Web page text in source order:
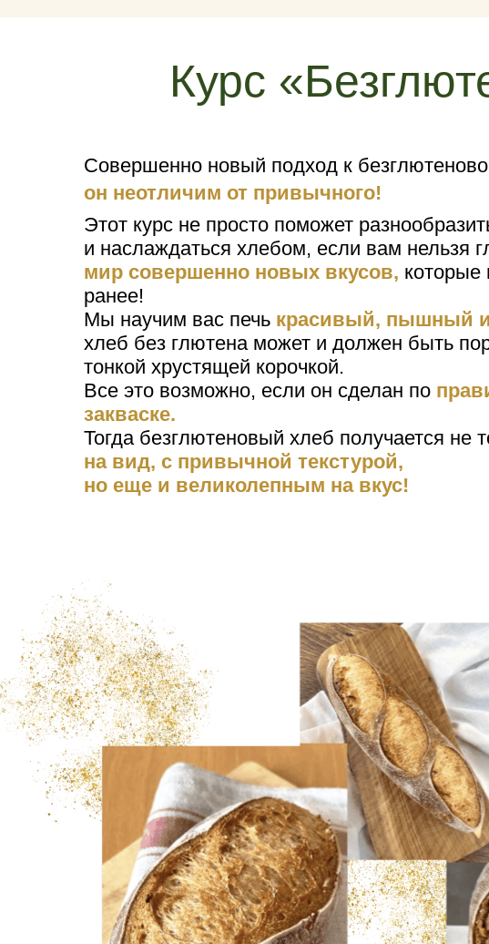
Этот курс не просто поможет
и наслаждаться хлебом, если вам нельзя
мир совершенно новых вкусов, которые
ранее!
Мы научим вас печь красивый, пышный
хлеб без глютена может и должен быть
тонкой хрустящей корочкой.
Все это возможно, если он сделан по
закваске.
Тогда безглютеновый хлеб получается не
на вид, с привычной текстурой,
но еще и великолепным на вкус!
Совершенно новый подход к
он неотличим от привычного!
Курс